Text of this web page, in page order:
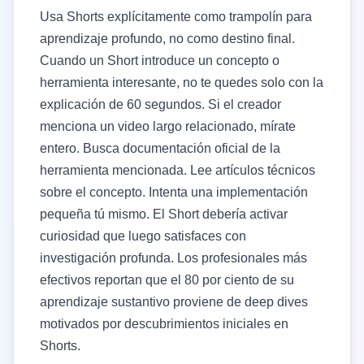
Usa Shorts explícitamente como trampolín para
aprendizaje profundo, no como destino final.
Cuando un Short introduce un concepto o
herramienta interesante, no te quedes solo con la
explicación de 60 segundos. Si el creador
menciona un video largo relacionado, mírate
entero. Busca documentación oficial de la
herramienta mencionada. Lee artículos técnicos
sobre el concepto. Intenta una implementación
pequeña tú mismo. El Short debería activar
curiosidad que luego satisfaces con
investigación profunda. Los profesionales más
efectivos reportan que el 80 por ciento de su
aprendizaje sustantivo proviene de deep dives
motivados por descubrimientos iniciales en
Shorts.